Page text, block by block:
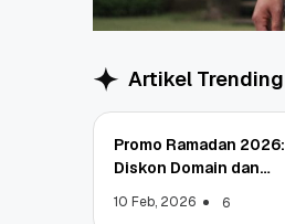
Artikel Trending
Promo Ramadan 2026:
Diskon Domain dan
10 Feb, 2026 6